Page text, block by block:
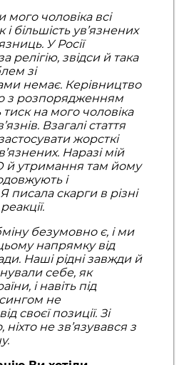
мого чоловіка всі
більшість ув’язнених
У Росії
релігію, звідси й така
зі
немає. Керівництво
з розпорядженням
на мого чоловіка
Взагалі стаття
жорсткі
Наразі мій
й утримання там йому
і
писала скарги в різні
безумовно є, і ми
напрямку від
Наші рідні завжди й
себе, як
і навіть під
не
своєї позиції. Зі
не зв’язувався з